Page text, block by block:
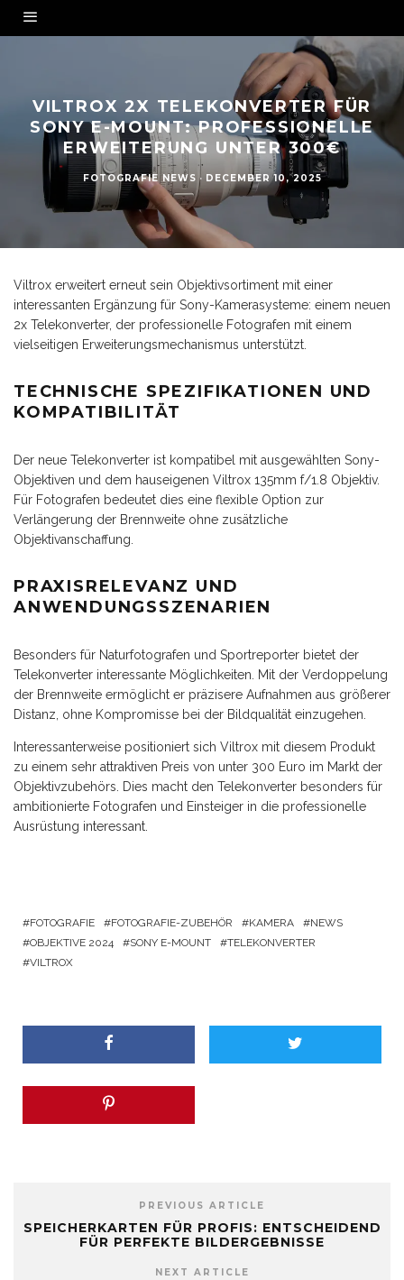
VILTROX 2X TELEKONVERTER FÜR
SONY E-MOUNT: PROFESSIONELLE
ERWEITERUNG UNTER 300€
FOTOGRAFIE NEWS · DECEMBER 10, 2025
Viltrox erweitert erneut sein Objektivsortiment mit einer
interessanten Ergänzung für Sony-Kamerasysteme: einem neuen
2x Telekonverter, der professionelle Fotografen mit einem
vielseitigen Erweiterungsmechanismus unterstützt.
TECHNISCHE SPEZIFIKATIONEN UND
KOMPATIBILITÄT
Der neue Telekonverter ist kompatibel mit ausgewählten Sony-
Objektiven und dem hauseigenen Viltrox 135mm f/1.8 Objektiv.
Für Fotografen bedeutet dies eine flexible Option zur
Verlängerung der Brennweite ohne zusätzliche
Objektivanschaffung.
PRAXISRELEVANZ UND
ANWENDUNGSSZENARIEN
Besonders für Naturfotografen und Sportreporter bietet der
Telekonverter interessante Möglichkeiten. Mit der Verdoppelung
der Brennweite ermöglicht er präzisere Aufnahmen aus größerer
Distanz, ohne Kompromisse bei der Bildqualität einzugehen.
Interessanterweise positioniert sich Viltrox mit diesem Produkt
zu einem sehr attraktiven Preis von unter 300 Euro im Markt der
Objektivzubehörs. Dies macht den Telekonverter besonders für
ambitionierte Fotografen und Einsteiger in die professionelle
Ausrüstung interessant.
FOTOGRAFIE FOTOGRAFIE-ZUBEHÖR KAMERA
NEWS
OBJEKTIVE 2024
SONY E-MOUNT
TELEKONVERTER
VILTROX
PREVIOUS ARTICLE
SPEICHERKARTEN FÜR PROFIS: ENTSCHEIDEND
FÜR PERFEKTE BILDERGEBNISSE
NEXT ARTICLE